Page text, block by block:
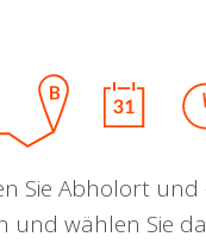
Sie Abholort und
und wählen Sie